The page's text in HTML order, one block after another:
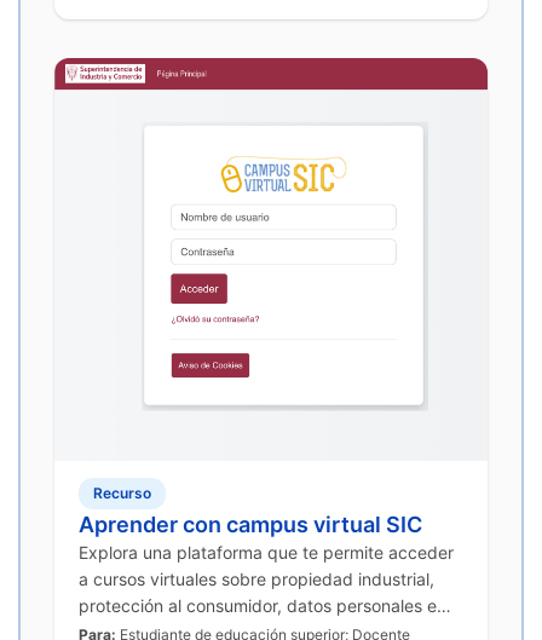
Recurso
Aprender con campus virtual SIC
Explora una plataforma que te permite acceder
a cursos virtuales sobre propiedad industrial,
protección al consumidor, datos personales e
innovación de forma flexible y gratuita.
Para: Estudiante de educación superior; Docente